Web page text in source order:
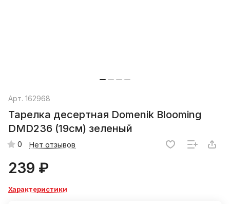
Арт. 162968
Тарелка десертная Domenik Blooming
DMD236 (19см) зеленый
0 Нет отзывов
239 ₽
Характеристики